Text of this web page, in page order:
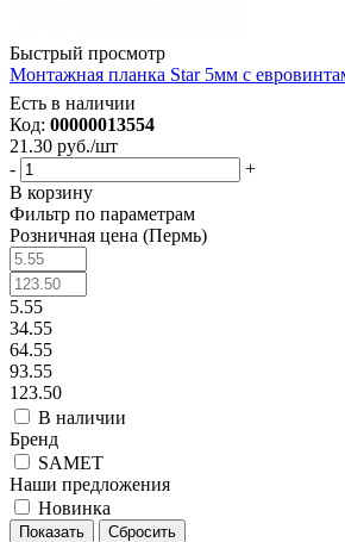
Быстрый просмотр
Монтажная планка Star 5мм с
Есть в наличии
Код: 00000013554
21.30 руб./шт
-
+
В корзину
Фильтр по параметрам
Розничная цена (Пермь)
5.55
34.55
64.55
93.55
123.50
В наличии
Бренд
SAMET
Наши предложения
Новинка
Сбросить